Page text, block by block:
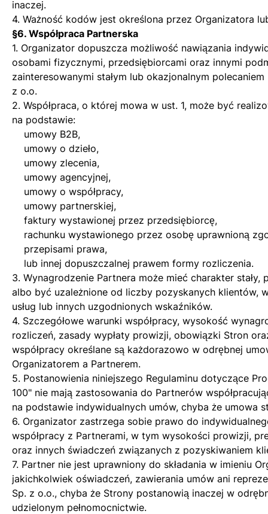
inaczej.
4. Ważność kodów jest określona przez Organizatora
§6. Współpraca Partnerska
1. Organizator dopuszcza możliwość nawiązania
osobami fizycznymi, przedsiębiorcami oraz innymi
zainteresowanymi stałym lub okazjonalnym polecaniem
z o.o.
2. Współpraca, o której mowa w ust. 1, może być
na podstawie:
umowy B2B,
umowy o dzieło,
umowy zlecenia,
umowy agencyjnej,
umowy o współpracy,
umowy partnerskiej,
faktury wystawionej przez przedsiębiorcę,
rachunku wystawionego przez osobę uprawnioną
przepisami prawa,
lub innej dopuszczalnej prawem formy rozliczenia.
3. Wynagrodzenie Partnera może mieć charakter stały,
albo być uzależnione od liczby pozyskanych klientów,
usług lub innych uzgodnionych wskaźników.
4. Szczegółowe warunki współpracy, wysokość
rozliczeń, zasady wypłaty prowizji, obowiązki Stron
współpracy określane są każdorazowo w odrębnej
Organizatorem a Partnerem.
5. Postanowienia niniejszego Regulaminu dotyczące
100" nie mają zastosowania do Partnerów
na podstawie indywidualnych umów, chyba że umowa
6. Organizator zastrzega sobie prawo do
współpracy z Partnerami, w tym wysokości prowizji,
oraz innych świadczeń związanych z pozyskiwaniem
7. Partner nie jest uprawniony do składania w imieniu
jakichkolwiek oświadczeń, zawierania umów ani
Sp. z o.o., chyba że Strony postanowią inaczej w
udzielonym pełnomocnictwie.